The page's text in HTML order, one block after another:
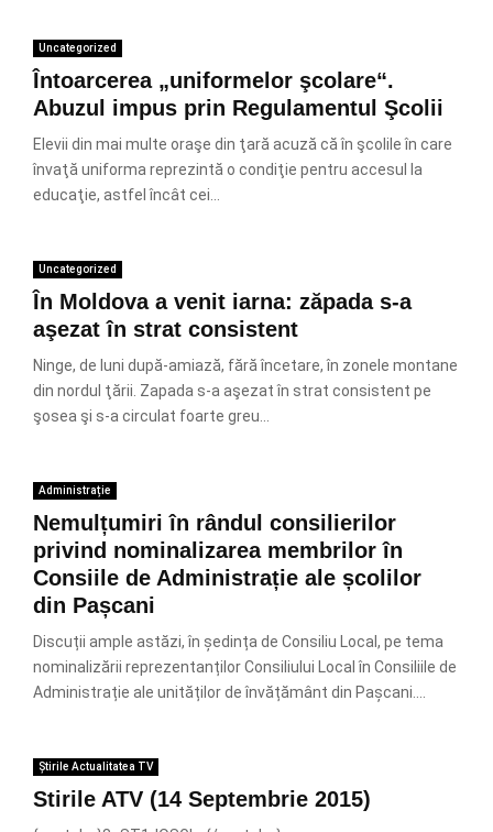
Uncategorized
Întoarcerea „uniformelor şcolare“.
Abuzul impus prin Regulamentul Şcolii
Elevii din mai multe oraşe din ţară acuză că în şcolile în care
învaţă uniforma reprezintă o condiţie pentru accesul la
educaţie, astfel încât cei...
Uncategorized
În Moldova a venit iarna: zăpada s-a
aşezat în strat consistent
Ninge, de luni după-amiază, fără încetare, în zonele montane
din nordul ţării. Zapada s-a aşezat în strat consistent pe
şosea şi s-a circulat foarte greu...
Administrație
Nemulțumiri în rândul consilierilor
privind nominalizarea membrilor în
Consiile de Administrație ale școlilor
din Pașcani
Discuții ample astăzi, în ședința de Consiliu Local, pe tema
nominalizării reprezentanților Consiliului Local în Consiliile de
Administrație ale unităților de învățământ din Pașcani....
Știrile Actualitatea TV
Stirile ATV (14 Septembrie 2015)